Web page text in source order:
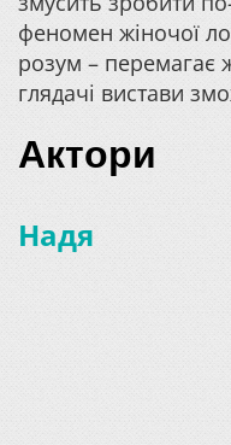
феномен жіночої
розум – перемагає
глядачі вистави
Актори
Надя